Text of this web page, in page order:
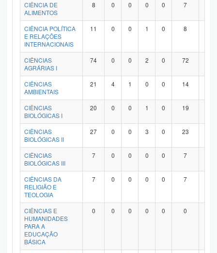
CIÊNCIA DE
ALIMENTOS
8 0 0 0 0 7
CIÊNCIA POLÍTICA
E RELAÇÕES
INTERNACIONAIS
11 0 0 1 0 8
CIÊNCIAS
AGRÁRIAS I
74 0 0 2 0 72
CIÊNCIAS
AMBIENTAIS
21 4 1 0 0 14
CIÊNCIAS
BIOLÓGICAS I
20 0 0 1 0 19
CIÊNCIAS
BIOLÓGICAS II
27 0 0 3 0 23
CIÊNCIAS
BIOLÓGICAS III
7 0 0 0 0 7
CIÊNCIAS DA
RELIGIÃO E
TEOLOGIA
7 0 0 0 0 7
CIÊNCIAS E
HUMANIDADES
PARA A
EDUCAÇÃO
BÁSICA
0 0 0 0 0 0